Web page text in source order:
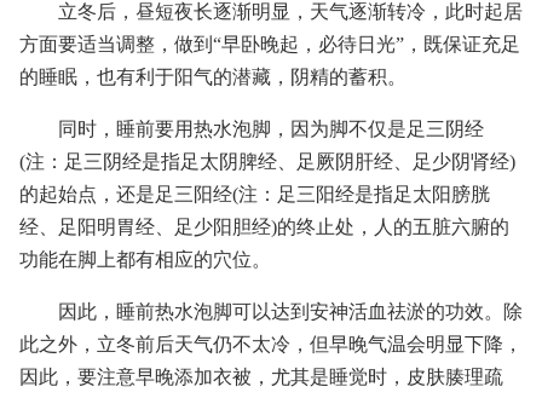
立冬后，昼短夜长逐渐明显，天气逐渐转冷，此时起居
方面要适当调整，做到“早卧晚起，必待日光”，既保证充足
的睡眠，也有利于阳气的潜藏，阴精的蓄积。
同时，睡前要用热水泡脚，因为脚不仅是足三阴经
(注：足三阴经是指足太阴脾经、足厥阴肝经、足少阴肾经)
的起始点，还是足三阳经(注：足三阳经是指足太阳膀胱
经、足阳明胃经、足少阳胆经)的终止处，人的五脏六腑的
功能在脚上都有相应的穴位。
因此，睡前热水泡脚可以达到安神活血祛淤的功效。除
此之外，立冬前后天气仍不太冷，但早晚气温会明显下降，
因此，要注意早晚添加衣被，尤其是睡觉时，皮肤腠理疏